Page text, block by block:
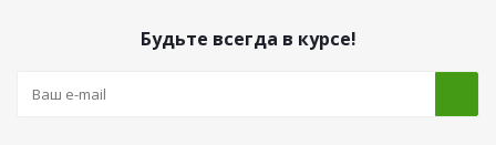
Будьте всегда в курсе!